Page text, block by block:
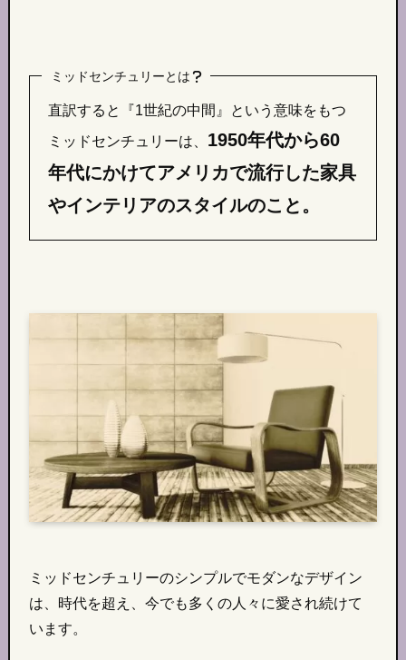
ミッドセンチュリーとは
直訳すると『1世紀の中間』という意味をもつ
ミッドセンチュリーは、 1950年代から60
年代にかけてアメリカで流行した家具
やインテリアのスタイルのこと。
ミッドセンチュリーのシンプルでモダンなデザイン
は、時代を超え、今でも多くの人々に愛され続けて
います。